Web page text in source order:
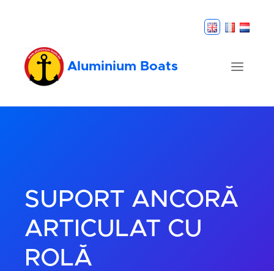
Aluminium Boats
SUPORT ANCORĂ
ARTICULAT CU
ROLĂ